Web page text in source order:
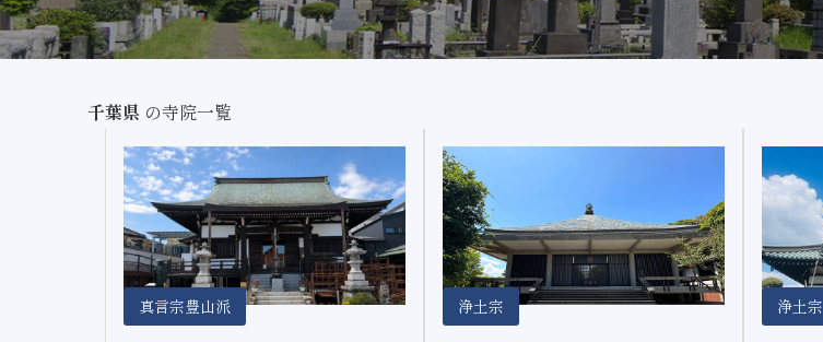
千葉県 の寺院一覧
真言宗豊山派 浄土宗 浄土宗